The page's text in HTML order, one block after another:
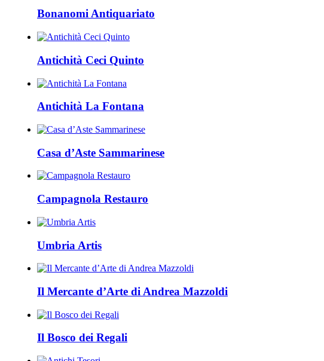
Bonanomi Antiquariato
Antichità Ceci Quinto
Antichità La Fontana
Casa d’Aste Sammarinese
Campagnola Restauro
Umbria Artis
Il Mercante d’Arte di Andrea Mazzoldi
Il Bosco dei Regali